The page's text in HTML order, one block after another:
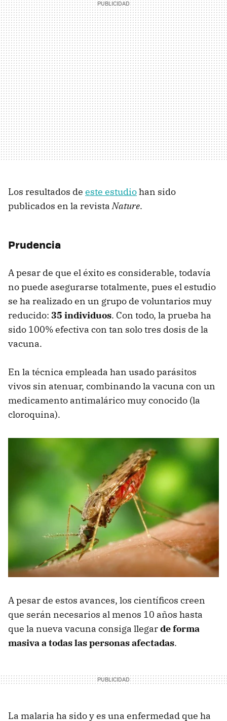
Los resultados de este estudiohan sido
publicados en la revistaNature.
Prudencia
A pesar de que el éxito es considerable, todavía
no puede asegurarse totalmente, pues el estudio
se ha realizado en un grupo de voluntarios muy
reducido: 35 individuos. Con todo, la prueba ha
sido 100% efectiva con tan solo tres dosis de la
vacuna.
En la técnica empleada han usado parásitos
vivos sin atenuar, combinando la vacuna con un
medicamento antimalárico muy conocido (la
cloroquina).
A pesar de estos avances, los científicos creen
que serán necesarios al menos 10 años hasta
que la nueva vacuna consiga llegarde forma
masiva a todas las personas afectadas.
La malaria ha sido y es una enfermedad que ha